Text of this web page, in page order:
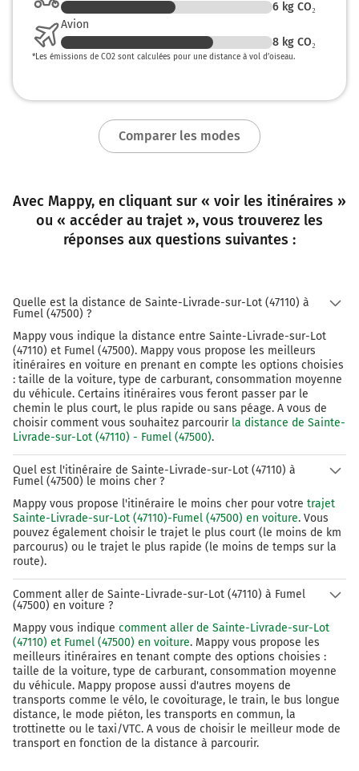
6 kg CO₂
Avion
8 kg CO₂
*Les émissions de CO2 sont calculées pour une distance à vol d’oiseau.
Comparer les modes
Avec Mappy, en cliquant sur « voir les itinéraires »
ou « accéder au trajet », vous trouverez les
réponses aux questions suivantes :
Quelle est la distance de Sainte-Livrade-sur-Lot (47110) à
Fumel (47500) ?
Mappy vous indique la distance entre Sainte-Livrade-sur-Lot
(47110) et Fumel (47500). Mappy vous propose les meilleurs
itinéraires en voiture en prenant en compte les options choisies
: taille de la voiture, type de carburant, consommation moyenne
du véhicule. Certains itinéraires vous feront passer par le
chemin le plus court, le plus rapide ou sans péage. A vous de
choisir comment vous souhaitez parcourir la distance de Sainte-
Livrade-sur-Lot (47110) - Fumel (47500).
Quel est l'itinéraire de Sainte-Livrade-sur-Lot (47110) à
Fumel (47500) le moins cher ?
Mappy vous propose l'itinéraire le moins cher pour votre trajet
Sainte-Livrade-sur-Lot (47110)-Fumel (47500) en voiture. Vous
pouvez également choisir le trajet le plus court (le moins de km
parcourus) ou le trajet le plus rapide (le moins de temps sur la
route).
Comment aller de Sainte-Livrade-sur-Lot (47110) à Fumel
(47500) en voiture ?
Mappy vous indique comment aller de Sainte-Livrade-sur-Lot
(47110) et Fumel (47500) en voiture. Mappy vous propose les
meilleurs itinéraires en tenant compte des options choisies :
taille de la voiture, type de carburant, consommation moyenne
du véhicule. Mappy propose aussi d'autres moyens de
transports comme le vélo, le covoiturage, le train, le bus longue
distance, le mode piéton, les transports en commun, la
trottinette ou le taxi/VTC. A vous de choisir le meilleur mode de
transport en fonction de la distance à parcourir.